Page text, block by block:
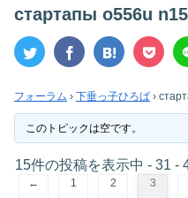
стартапы o556u
フォーラム › 下垂っ子ひろば ›
このトピックは空です。
15件の投稿を表示中 - 31 -
← 1 2 3